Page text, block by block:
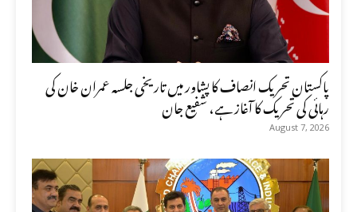
پاکستان تحریک انصاف کا پشاور میں تاریخی جلسہ عمران خان کی
رہائی کی تحریک کا آغاز ہے، شفیع جان
August 7, 2026